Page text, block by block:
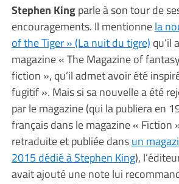
Stephen Kingparle à son tour de
encouragements. Il mentionnela
of the Tiger » (La nuit du tigre) qu’il
magazine « The Magazine of
fiction », qu’il admet avoir été
fugitif ». Mais si sa nouvelle a été
par le magazine (qui la publiera en
français dans le magazine « Fiction
retraduite et publiée dansun
2015 dédié à Stephen King),
avait ajouté une note lui